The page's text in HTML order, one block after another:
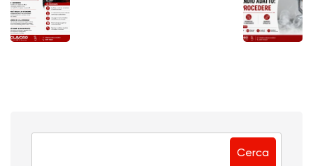
Cerca